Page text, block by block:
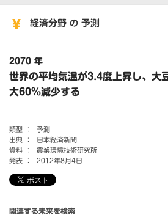
経済分野 の 予測
2070 年
世界の平均気温が3.4度上昇し、大
大60％減少する
類型 ：
予測
出典 ：
日本経済新聞
資料 ：
農業環境技術研究所
発表 ：
2012年8月4日
関連する未来を検索